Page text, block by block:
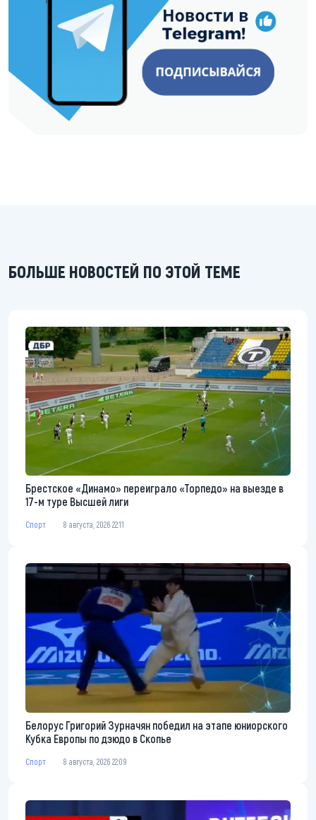
БОЛЬШЕ НОВОСТЕЙ ПО ЭТОЙ ТЕМЕ
Брестское «Динамо» переиграло «Торпедо» на выезде в
17-м туре Высшей лиги
Спорт 8 августа, 2026 22:11
Белорус Григорий Зурначян победил на этапе юниорского
Кубка Европы по дзюдо в Скопье
Спорт 8 августа, 2026 22:09